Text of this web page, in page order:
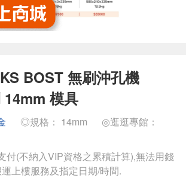
BOST 無刷沖孔機
14mm 模具
◎規格： 14mm
◎逛逛專館：
付(不納入VIP資格之累積計算),無法用錢
上樓服務及指定日期/時間.